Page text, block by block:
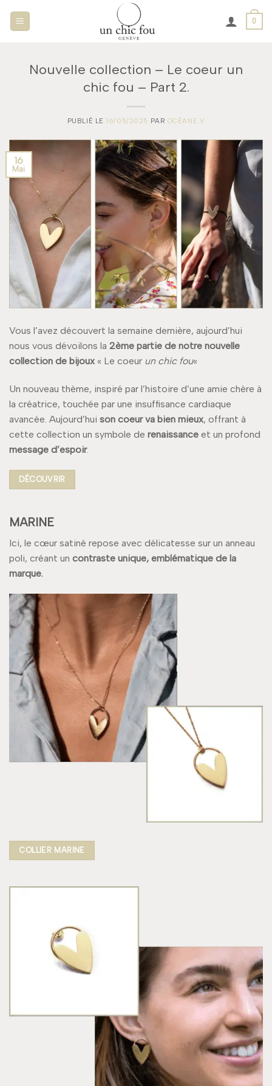
0
Nouvelle collection – Le coeur un
chic fou – Part 2.
PUBLIÉ LE 16/05/2025 PAR OCÉANE V
16
Mai
Vous l’avez découvert la semaine dernière, aujourd’hui
nous vous dévoilons la 2ème partie de notre nouvelle
collection de bijoux « Le coeur un chic fou«
Un nouveau thème, inspiré par l’histoire d’une amie chère à
la créatrice, touchée par une insuffisance cardiaque
avancée. Aujourd’hui son coeur va bien mieux, offrant à
cette collection un symbole de renaissance et un profond
message d’espoir.
DÉCOUVRIR
MARINE
Ici, le cœur satiné repose avec délicatesse sur un anneau
poli, créant un contraste unique, emblématique de la
marque.
COLLIER MARINE